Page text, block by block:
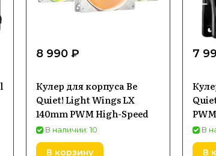
8 990 ₽
Кулер для корпуса Be
Quiet! Light Wings LX
140mm PWM High-Speed
В наличии: 10
В корзину
7
В
В